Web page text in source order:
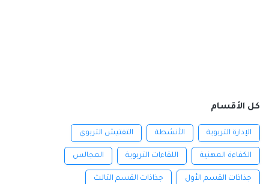
كل الأقسام
الإدارة التربوية الأنشطة التفتيش التربوي
الكفاءة المهنية اللقاءات التربوية المجالس
جذاذات القسم الأول جذاذات القسم الثالث